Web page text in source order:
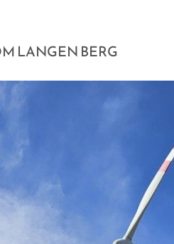
LANGEN BERG